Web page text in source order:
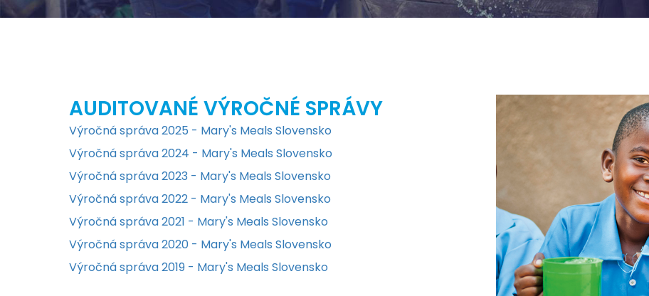
AUDITOVANÉ VÝROČNÉ SPRÁVY
Výročná správa 2025 - Mary's Meals Slovensko
Výročná správa 2024 - Mary's Meals Slovensko
Výročná správa 2023 - Mary's Meals Slovensko
Výročná správa 2022 - Mary's Meals Slovensko
Výročná správa 2021 - Mary's Meals Slovensko
Výročná správa 2020 - Mary's Meals Slovensko
Výročná správa 2019 - Mary's Meals Slovensko